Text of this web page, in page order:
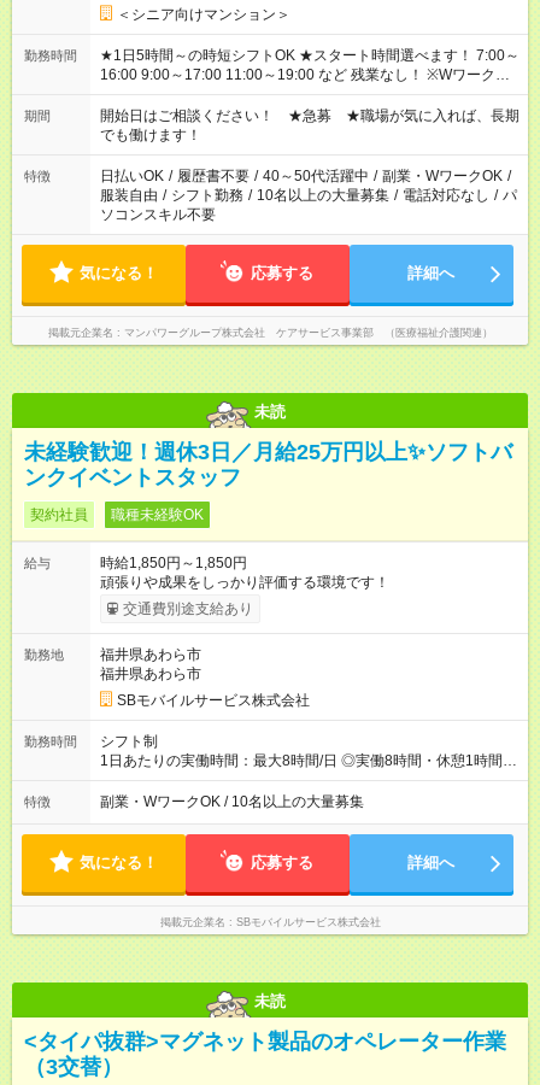
＜シニア向けマンション＞
勤務時間
★1日5時間～の時短シフトOK ★スタート時間選べます！ 7:00～
16:00 9:00～17:00 11:00～19:00 など 残業なし！ ※Wワークの
場合、他のお仕事と合わせ週40時間超の就業はご案内できませ
ん ※法令に基づき、週20時間以上勤務は社会保険への加入対象
となります ※労働者派遣法（日雇い派遣の原則禁止）により、
短時間・短期間の就業はご案内が難しい場合があります
期間
開始日はご相談ください！ ★急募 ★職場が気に入れば、長期
でも働けます！
特徴 日払いOK / 履歴書不要 / 40～50代活躍中 / 副業・WワークOK /
服装自由 / シフト勤務 / 10名以上の大量募集 / 電話対応なし / パ
ソコンスキル不要
気になる！ 応募する 詳細へ
掲載元企業名 マンパワーグループ株式会社 ケアサービス事業部 （医療福祉介護関連）
未読
未経験歓迎！週休3日／月給25万円以上✨ソフトバ
ンクイベントスタッフ
契約社員 職種未経験OK
給与
時給1,850円～1,850円
頑張りや成果をしっかり評価する環境です！
交通費別途支給あり
勤務地
福井県あわら市
福井県あわら市
SBモバイルサービス株式会社
勤務時間
シフト制
1日あたりの実働時間：最大8時間/日 ◎実働8時間・休憩1時間 ◎
残業は月平均5時間程度です
特徴 副業・WワークOK / 10名以上の大量募集
気になる！ 応募する 詳細へ
掲載元企業名 SBモバイルサービス株式会社
未読
<タイパ抜群>マグネット製品のオペレーター作業
（3交替）